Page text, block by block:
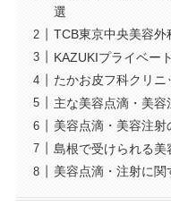
選
TCB東京中央美容外
KAZUKIプライベー
たかお皮フ科クリニ
主な美容点滴・美容
美容点滴・美容注射
島根で受けられる美
美容点滴・注射に関